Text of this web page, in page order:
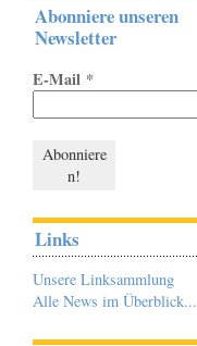
Abonniere unseren
Newsletter
E-Mail *
Links
Unsere Linksammlung
Alle News im Überblick...